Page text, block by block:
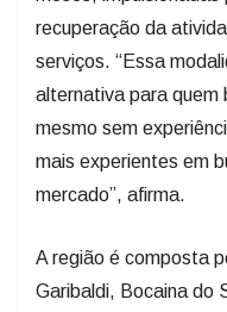
recuperação da
serviços. “Essa
alternativa para quem
mesmo sem
mais experientes em
mercado”, afirma.
A região é composta
Garibaldi, Bocaina do